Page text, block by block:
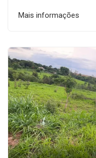
Mais informações